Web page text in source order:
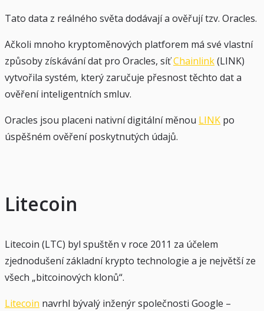
Tato data z reálného světa dodávají a ověřují tzv. Oracles.
Ačkoli mnoho kryptoměnových platforem má své vlastní
způsoby získávání dat pro Oracles, síťChainlink(LINK)
vytvořila systém, který zaručuje přesnost těchto dat a
ověření inteligentních smluv.
Oracles jsou placeni nativní digitální měnou LINK po
úspěšném ověření poskytnutých údajů.
Litecoin
Litecoin (LTC) byl spuštěn v roce 2011 za účelem
zjednodušení základní krypto technologie a je největší ze
všech „bitcoinových klonů“.
Litecoin navrhl bývalý inženýr společnosti Google –